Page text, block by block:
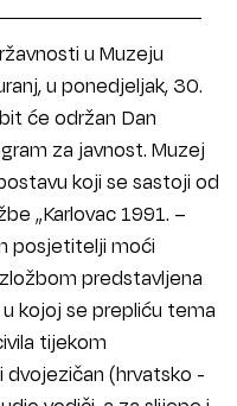
u Muzeju
u ponedjeljak, 30.
će održan Dan
za javnost. Muzej
koji se sastoji od
„Karlovac 1991. –
posjetitelji moći
predstavljena
kojoj se prepliću tema
tijekom
dvojezičan (hrvatsko -